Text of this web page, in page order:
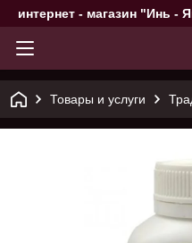
интернет - магазин "Инь -
Товары и услуги